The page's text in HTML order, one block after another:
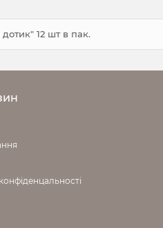
12 шт в пак.